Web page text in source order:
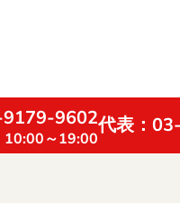
9179-9602
10:00～19:00
代表：